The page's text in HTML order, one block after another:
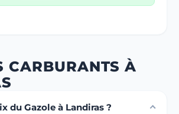
CARBURANTS À
du Gazole à Landiras ?